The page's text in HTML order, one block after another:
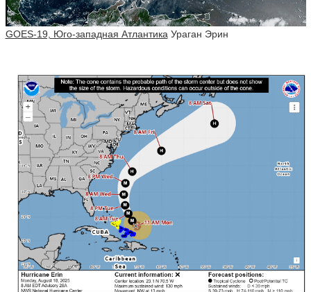
GOES-19, Юго-западная Атлантика Ураган Эрин